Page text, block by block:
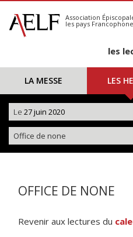
S'abonner
Calendrier
Association
les pays
les
LA MESSE LES
Le 27 juin 2020
Office de none
OFFICE DE NONE
Revenir aux lectures du